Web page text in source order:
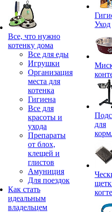
Все, что нужно
котенку дома
Все для еды
Игрушки
Организация
места для
котенка
Гигиена
Все для
красоты и
ухода
Препараты
от блох,
клещей и
глистов
Амуниция
Для поездок
Как стать
идеальным
владельцем
Уход
для